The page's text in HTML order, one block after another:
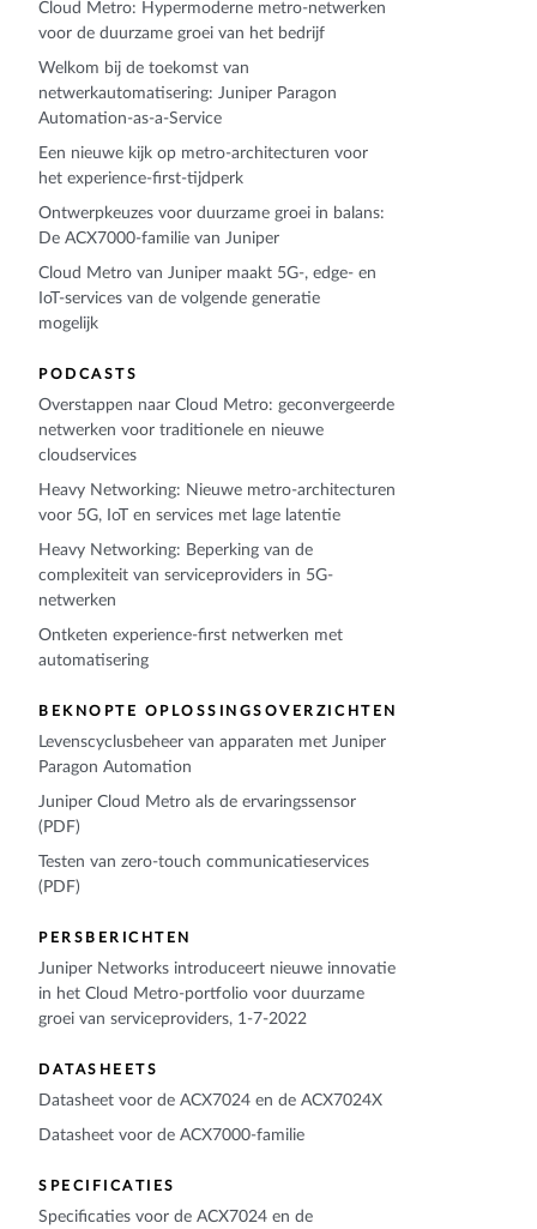
Cloud Metro: Hypermoderne metro-netwerken
voor de duurzame groei van het bedrijf
Welkom bij de toekomst van
netwerkautomatisering: Juniper Paragon
Automation-as-a-Service
Een nieuwe kijk op metro-architecturen voor
het experience-first-tijdperk
Ontwerpkeuzes voor duurzame groei in balans:
De ACX7000-familie van Juniper
Cloud Metro van Juniper maakt 5G-, edge- en
IoT-services van de volgende generatie
mogelijk
PODCASTS
Overstappen naar Cloud Metro: geconvergeerde
netwerken voor traditionele en nieuwe
cloudservices
Heavy Networking: Nieuwe metro-architecturen
voor 5G, IoT en services met lage latentie
Heavy Networking: Beperking van de
complexiteit van serviceproviders in 5G-
netwerken
Ontketen experience-first netwerken met
automatisering
BEKNOPTE OPLOSSINGSOVERZICHTEN
Levenscyclusbeheer van apparaten met Juniper
Paragon Automation
Juniper Cloud Metro als de ervaringssensor
(PDF)
Testen van zero-touch communicatieservices
(PDF)
PERSBERICHTEN
Juniper Networks introduceert nieuwe innovatie
in het Cloud Metro-portfolio voor duurzame
groei van serviceproviders, 1-7-2022
DATASHEETS
Datasheet voor de ACX7024 en de ACX7024X
Datasheet voor de ACX7000-familie
SPECIFICATIES
Specificaties voor de ACX7024 en de